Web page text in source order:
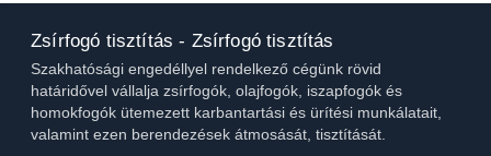
Zsírfogó tisztítás - Zsírfogó tisztítás
Szakhatósági engedéllyel rendelkező cégünk rövid
határidővel vállalja zsírfogók, olajfogók, iszapfogók és
homokfogók ütemezett karbantartási és ürítési munkálatait,
valamint ezen berendezések átmosását, tisztítását.